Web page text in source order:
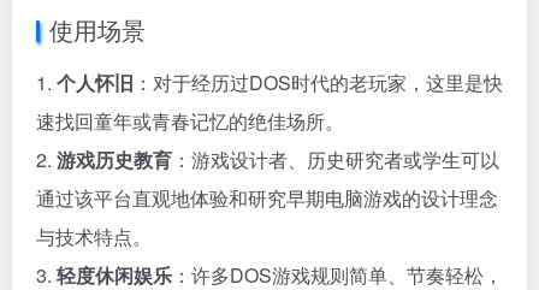
使用场景
1. 个人怀旧 ：对于经历过DOS时代的老玩家，这里是快
速找回童年或青春记忆的绝佳场所。
2. 游戏历史教育 ：游戏设计者、历史研究者或学生可以
通过该平台直观地体验和研究早期电脑游戏的设计理念
与技术特点。
3. 轻度休闲娱乐 ：许多DOS游戏规则简单、节奏轻松，